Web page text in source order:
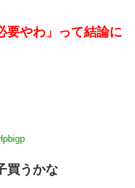
要やわ」って結論に
買うかな